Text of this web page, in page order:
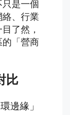
是一個
、行業
了然，
的「營商
比
邊緣」